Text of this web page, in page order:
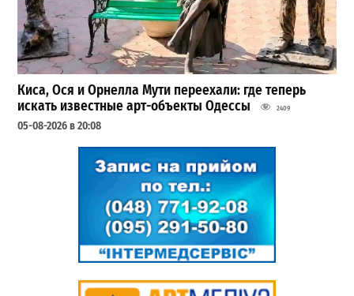
Киса, Ося и Орнелла Мути переехали: где теперь
искать известные арт-объекты Одессы
2409
05-08-2026 в 20:08